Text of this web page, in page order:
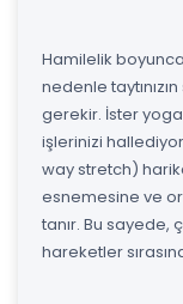
Hamilelik
nedenle
gerekir. İster
işlerinizi
way stretch)
esnemesine ve
tanır. Bu
hareketler